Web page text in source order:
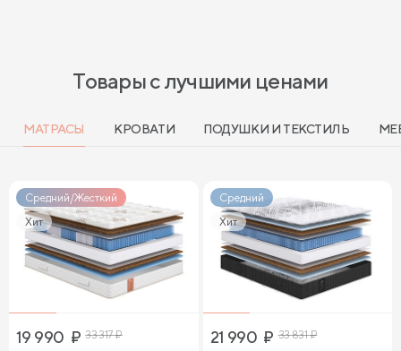
Товары с лучшими ценами
МАТРАСЫ КРОВАТИ ПОДУШКИ И ТЕКСТИЛЬ
Средний/Жесткий
Хит
19 990 ₽ 33 317₽
Средний
Хит
21 990 ₽ 33 831₽